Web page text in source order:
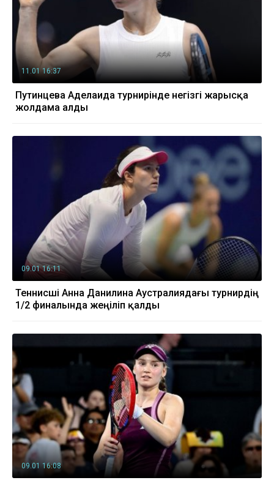
11.01 16:37
Путинцева Аделаида турнирінде негізгі жарысқа
жолдама алды
09.01 16:11
Теннисші Анна Данилина Аустралиядағы турнирдің
1/2 финалында жеңіліп қалды
09.01 16:08